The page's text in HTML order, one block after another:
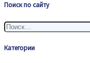
Поиск по сайту
Найти:
Категории